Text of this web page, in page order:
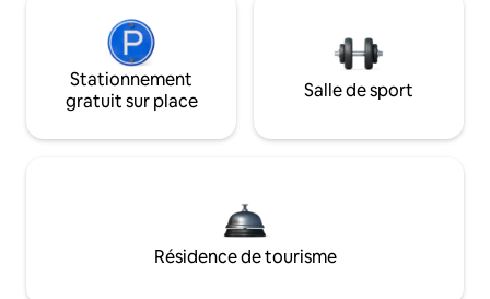
Stationnement
gratuit sur place
Salle de sport
Résidence de tourisme